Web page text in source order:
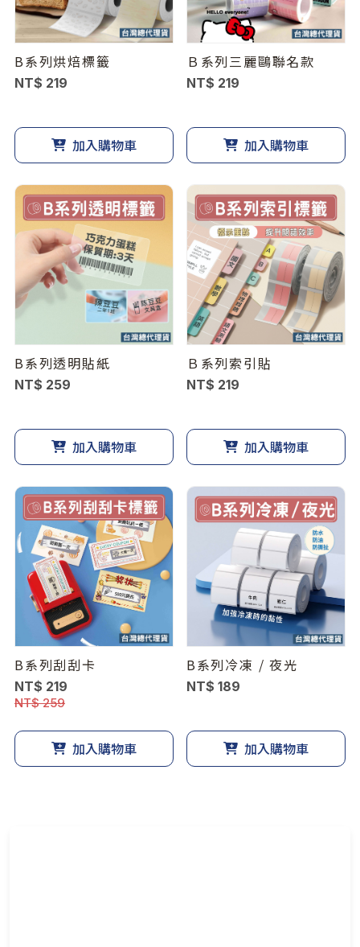
B系列烘焙標籤
NT$ 219
加入購物車
Ｂ系列三麗鷗聯名款
NT$ 219
加入購物車
B系列透明貼紙
NT$ 259
加入購物車
Ｂ系列索引貼
NT$ 219
加入購物車
B系列刮刮卡
NT$ 219
NT$ 259
加入購物車
B系列冷凍 / 夜光
NT$ 189
加入購物車